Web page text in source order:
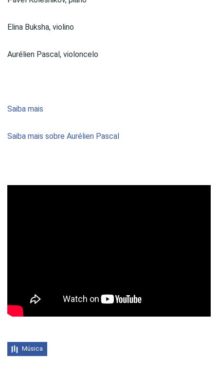
Elina Buksha, violino
Aurélien Pascal, violoncelo
Saiba mais
Saiba mais sobre Aurélien Pascal
Música